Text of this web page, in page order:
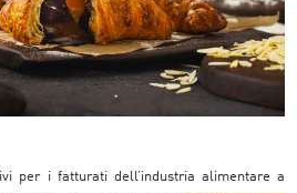
per i fatturati dell’industria alimentare a